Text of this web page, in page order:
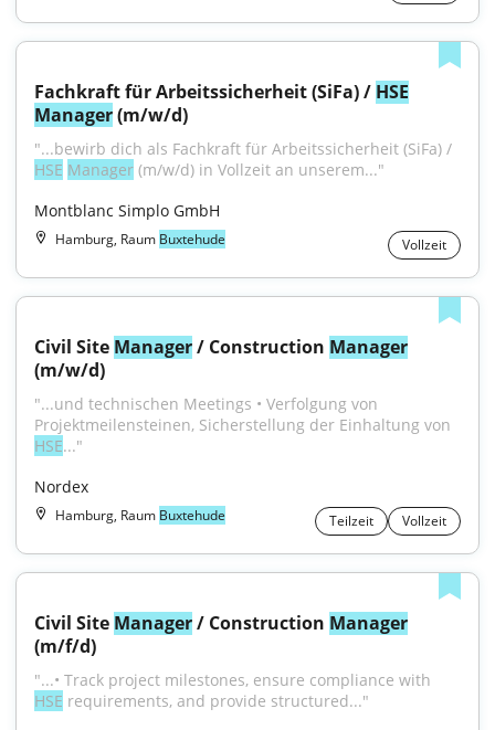
Fachkraft für Arbeitssicherheit (SiFa) / HSE
Manager (m/w/d)
HSE Manager (m/w/d) in Vollzeit an unserem..."
Montblanc Simplo GmbH
Hamburg, Raum Buxtehude Vollzeit
Civil Site Manager / Construction Manager
(m/w/d)
"...und technischen Meetings • Verfolgung von
HSE..."
Nordex
Hamburg, Raum Buxtehude Teilzeit Vollzeit
Civil Site Manager / Construction Manager
(m/f/d)
HSE requirements, and provide structured..."